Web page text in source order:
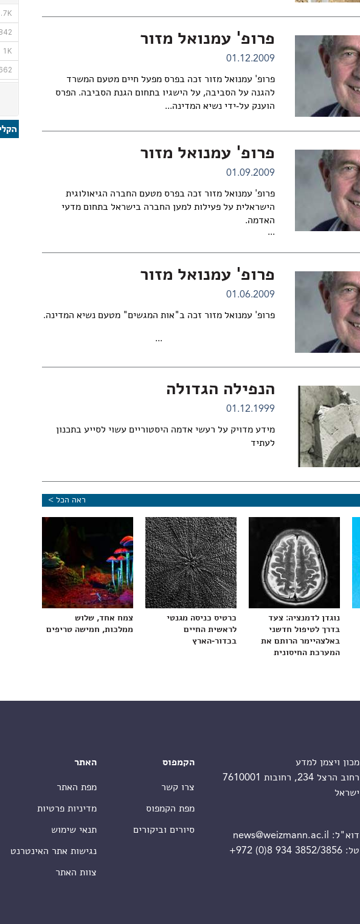
פרופ' עמנואל מזור
01.12.2009
פרופ' עמנואל מזור זכה בפרס מפעל חיים מטעם המשרד
להגנה על הסביבה, על הישגיו בתחום הגנת הסביבה. הפרס
הוענק על-ידי נשיא המדינה...
פרופ' עמנואל מזור
01.09.2009
פרופ' עמנואל מזור זכה בפרס מטעם החברה הגיאולוגית
הישראלית על פעילות למען החברה בישראל בתחום מדעי
האדמה.
...
פרופ' עמנואל מזור
01.06.2009
פרופ' עמנואל מזור זכה ב"אות המגשים" מטעם נשיא המדינה.
...
הנפילה הגדולה
01.12.1999
מידע מדויק על רעשי אדמה היסטוריים עשוי לסייע בתכנון
לעתיד
ראה הכל >
נוגדן לדמנציה: צעד
בדרך לטיפול חדשני
באלצהיימר הרותם את
המערכת החיסונית
כרטיס כניסה מגנטי
לראשית החיים
בכדור-הארץ
צמח אחד, שלוש
ממלכות, חמישה טריפים
מכון ויצמן למדע
רחוב הרצל 234, רחובות 7610001
ישראל
דוא"ל:
news@weizmann.ac.il
טל:+972 (0)8 934 3852/3856
הקמפוס
צרו קשר
מפת הקמפוס
סיורים וביקורים
האתר
מפת האתר
מדיניות פרטיות
תנאי שימוש
נגישות אתר האינטרנט
צוות האתר